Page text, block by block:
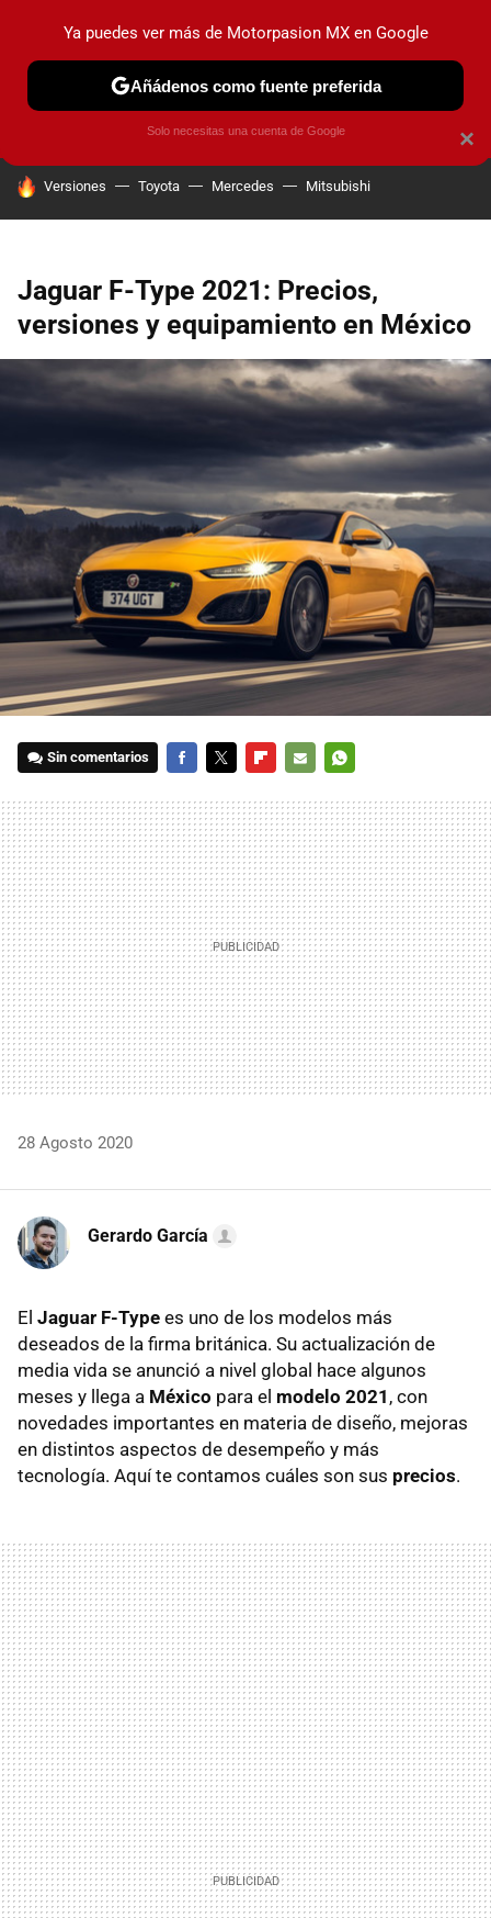
PRUEBAS INDUSTRIA HOY NO CIRCULA
HOY SE HABLA DE
Versiones Toyota Mercedes Mitsubishi
Jaguar F-Type 2021: Precios,
versiones y equipamiento en México
Sin comentarios
MAIL
28 Agosto 2020
Gerardo García
El Jaguar F-Type es uno de los modelos más
deseados de la firma británica. Su actualización de
media vida se anunció a nivel global hace algunos
meses y llega a México para el modelo 2021 , con
novedades importantes en materia de diseño, mejoras
en distintos aspectos de desempeño y más
tecnología. Aquí te contamos cuáles son sus precios.
×
Ya puedes ver más de Motorpasion MX en Google
Añádenos como fuente preferida
Solo necesitas una cuenta de Google